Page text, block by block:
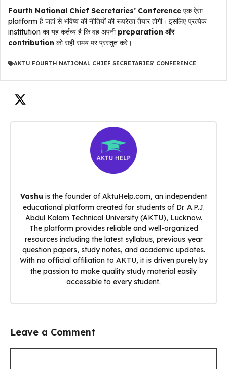
Fourth National Chief Secretaries’ Conference एक ऐसा
platform है जहां से भविष्य की नीतियों की रूपरेखा तैयार होगी। इसलिए प्रत्येक
institution का यह कर्तव्य है कि वह अपनी preparation और
contribution को सही समय पर प्रस्तुत करे।
AKTU FOURTH NATIONAL CHIEF SECRETARIES’ CONFERENCE
Vashu is the founder of AktuHelp.com, an independent
educational platform created for students of Dr. A.P.J.
Abdul Kalam Technical University (AKTU), Lucknow.
The platform provides reliable and well-organized
resources including the latest syllabus, previous year
question papers, study notes, and academic updates.
With no official affiliation to AKTU, it is driven purely by
the passion to make quality study material easily
accessible to every student.
Leave a Comment